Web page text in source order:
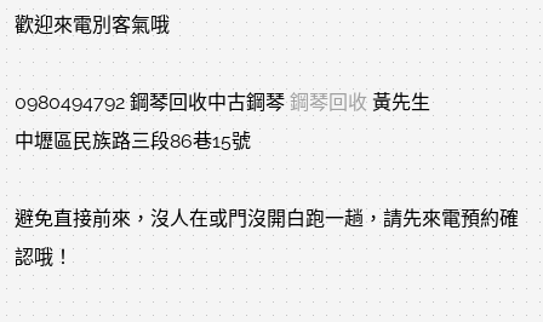
歡迎來電別客氣哦
0980494792 鋼琴回收中古鋼琴鋼琴回收 黃先生
中壢區民族路三段86巷15號
避免直接前來，沒人在或門沒開白跑一趟，請先來電預約確
認哦！